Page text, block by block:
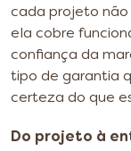
cada projeto não
ela cobre
confiança da
tipo de garantia
certeza do que
Do projeto à